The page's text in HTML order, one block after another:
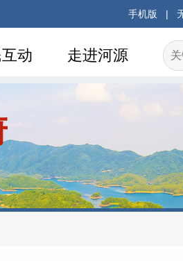
手机版 |
走进河源
动